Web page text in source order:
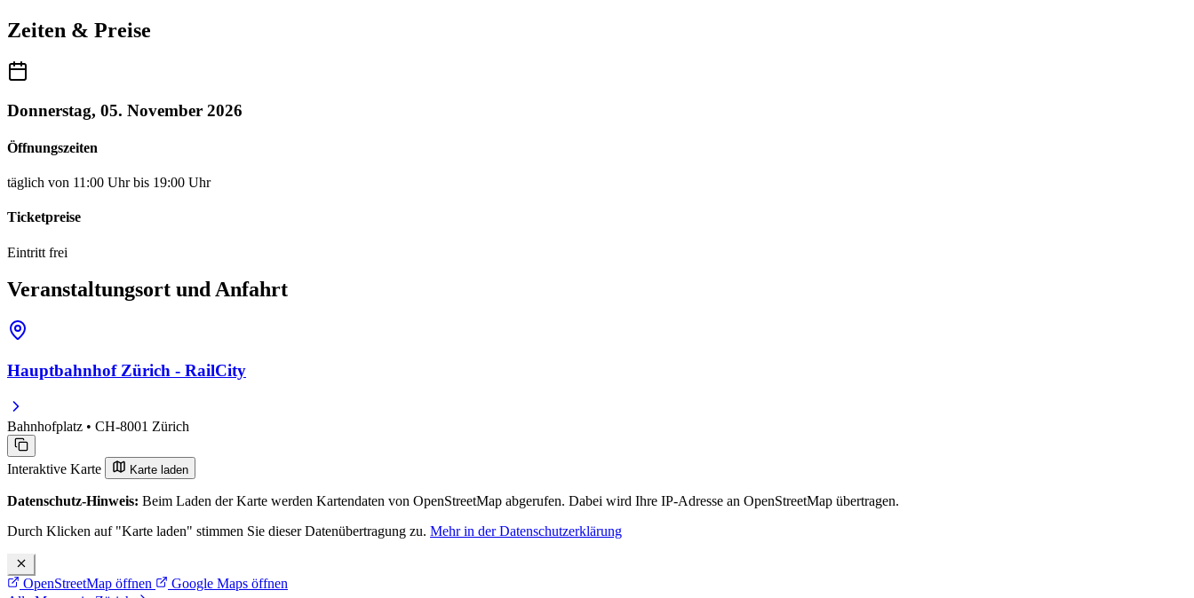
Zeiten & Preise
Donnerstag, 05. November 2026
Öffnungszeiten
täglich von 11:00 Uhr bis 19:00 Uhr
Ticketpreise
Eintritt frei
Veranstaltungsort und Anfahrt
Hauptbahnhof Zürich - RailCity
Bahnhofplatz • CH-8001 Zürich
Interaktive Karte Karte laden
Datenschutz-Hinweis: Beim Laden der Karte werden Kartendaten von OpenStreetMap abgerufen. Dabei wird Ihre IP-Adresse an OpenStreetMap übertragen.
Durch Klicken auf "Karte laden" stimmen Sie dieser Datenübertragung zu. Mehr in der Datenschutzerklärung
OpenStreetMap öffnen
Google Maps öffnen